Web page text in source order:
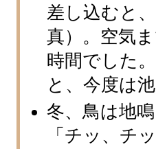
差し込むと
真）。空気
時間でした
と、今度は
冬、鳥は地
「チッ、チ